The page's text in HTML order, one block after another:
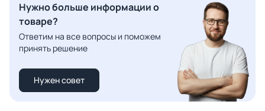
Нужно больше информации о
товаре?
Ответим на все вопросы и поможем
принять решение
Нужен совет